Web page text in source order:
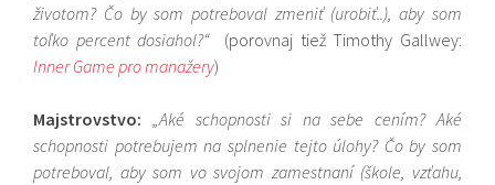
životom? Čo by som potreboval zmeniť (urobiť..), aby som
toľko percent dosiahol?“ (porovnaj tiež Timothy Gallwey:
Inner Game pro manažery)
Majstrovstvo: „Aké schopnosti si na sebe cením? Aké
schopnosti potrebujem na splnenie tejto úlohy? Čo by som
potreboval, aby som vo svojom zamestnaní (škole, vzťahu,